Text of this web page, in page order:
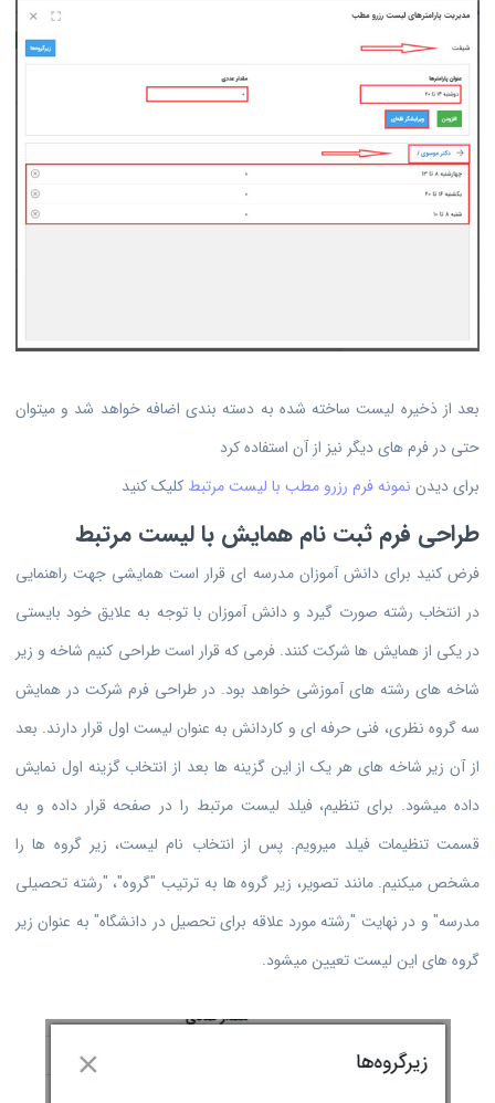
بعد از ذخیره لیست ساخته شده به دسته بندی اضافه خواهد شد و میتوان
حتی در فرم های دیگر نیز از آن استفاده کرد
برای دیدن نمونه فرم رزرو مطب با لیست مرتبط کلیک کنید
طراحی فرم ثبت نام همایش با لیست مرتبط
فرض کنید برای دانش آموزان مدرسه ای قرار است همایشی جهت راهنمایی
در انتخاب رشته صورت گیرد و دانش آموزان با توجه به علایق خود بایستی
در یکی از همایش ها شرکت کنند. فرمی که قرار است طراحی کنیم شاخه و زیر
شاخه های رشته های آموزشی خواهد بود. در طراحی فرم شرکت در همایش
سه گروه نظری، فنی حرفه ای و کاردانش به عنوان لیست اول قرار دارند. بعد
از آن زیر شاخه های هر یک از این گزینه ها بعد از انتخاب گزینه اول نمایش
داده میشود. برای تنظیم، فیلد لیست مرتبط را در صفحه قرار داده و به
قسمت تنظیمات فیلد میرویم. پس از انتخاب نام لیست، زیر گروه ها را
مشخص میکنیم. مانند تصویر، زیر گروه ها به ترتیب "گروه"، "رشته تحصیلی
مدرسه" و در نهایت "رشته مورد علاقه برای تحصیل در دانشگاه" به عنوان زیر
گروه های این لیست تعیین میشود.